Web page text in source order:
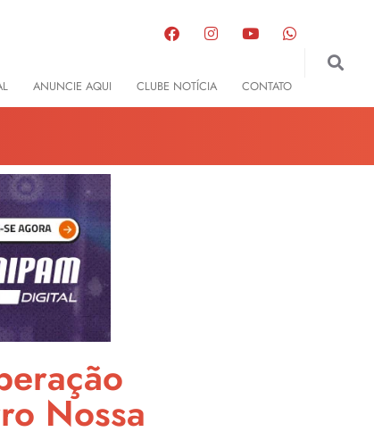
ANUNCIE AQUI CLUBE NOTÍCIA CONTATO
Nossa